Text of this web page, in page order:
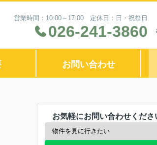
営業時間：10:00～17:00 定休日：日・祝祭日
026-241-3860
お問い合わせ
お気軽にお問い合わせくださ